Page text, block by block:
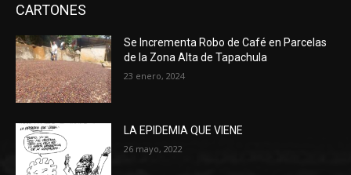
CARTONES
Se Incrementa Robo de Café en Parcelas
de la Zona Alta de Tapachula
23 enero, 2024
LA EPIDEMIA QUE VIENE
26 mayo, 2022